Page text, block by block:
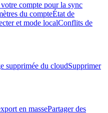
compte pour la sync
du compteÉtat de
et mode localConflits de
supprimée du cloudSupprimer
en massePartager des